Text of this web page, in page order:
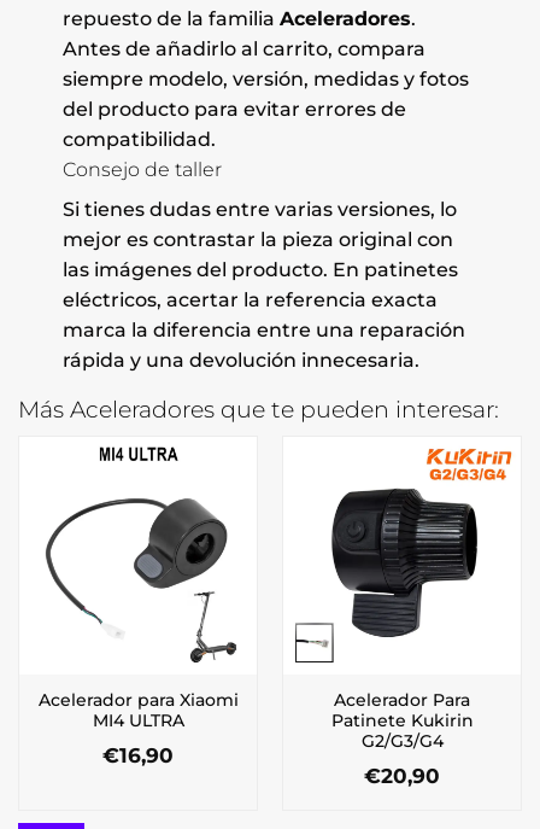
repuesto de la familia Aceleradores.
Antes de añadirlo al carrito, compara
siempre modelo, versión, medidas y fotos
del producto para evitar errores de
compatibilidad.
Consejo de taller
Si tienes dudas entre varias versiones, lo
mejor es contrastar la pieza original con
las imágenes del producto. En patinetes
eléctricos, acertar la referencia exacta
marca la diferencia entre una reparación
rápida y una devolución innecesaria.
Más Aceleradores que te pueden interesar:
Acelerador para Xiaomi
MI4 ULTRA
€16,90
Acelerador Para
Patinete Kukirin
G2/G3/G4
€20,90